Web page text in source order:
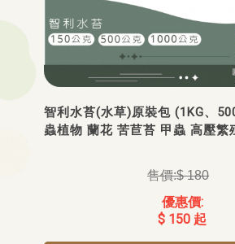
智利水苔(水草)原裝包 (1KG、
蟲植物 蘭花 苦苣苔 甲蟲 高壓繁
$ 180
$ 150 起